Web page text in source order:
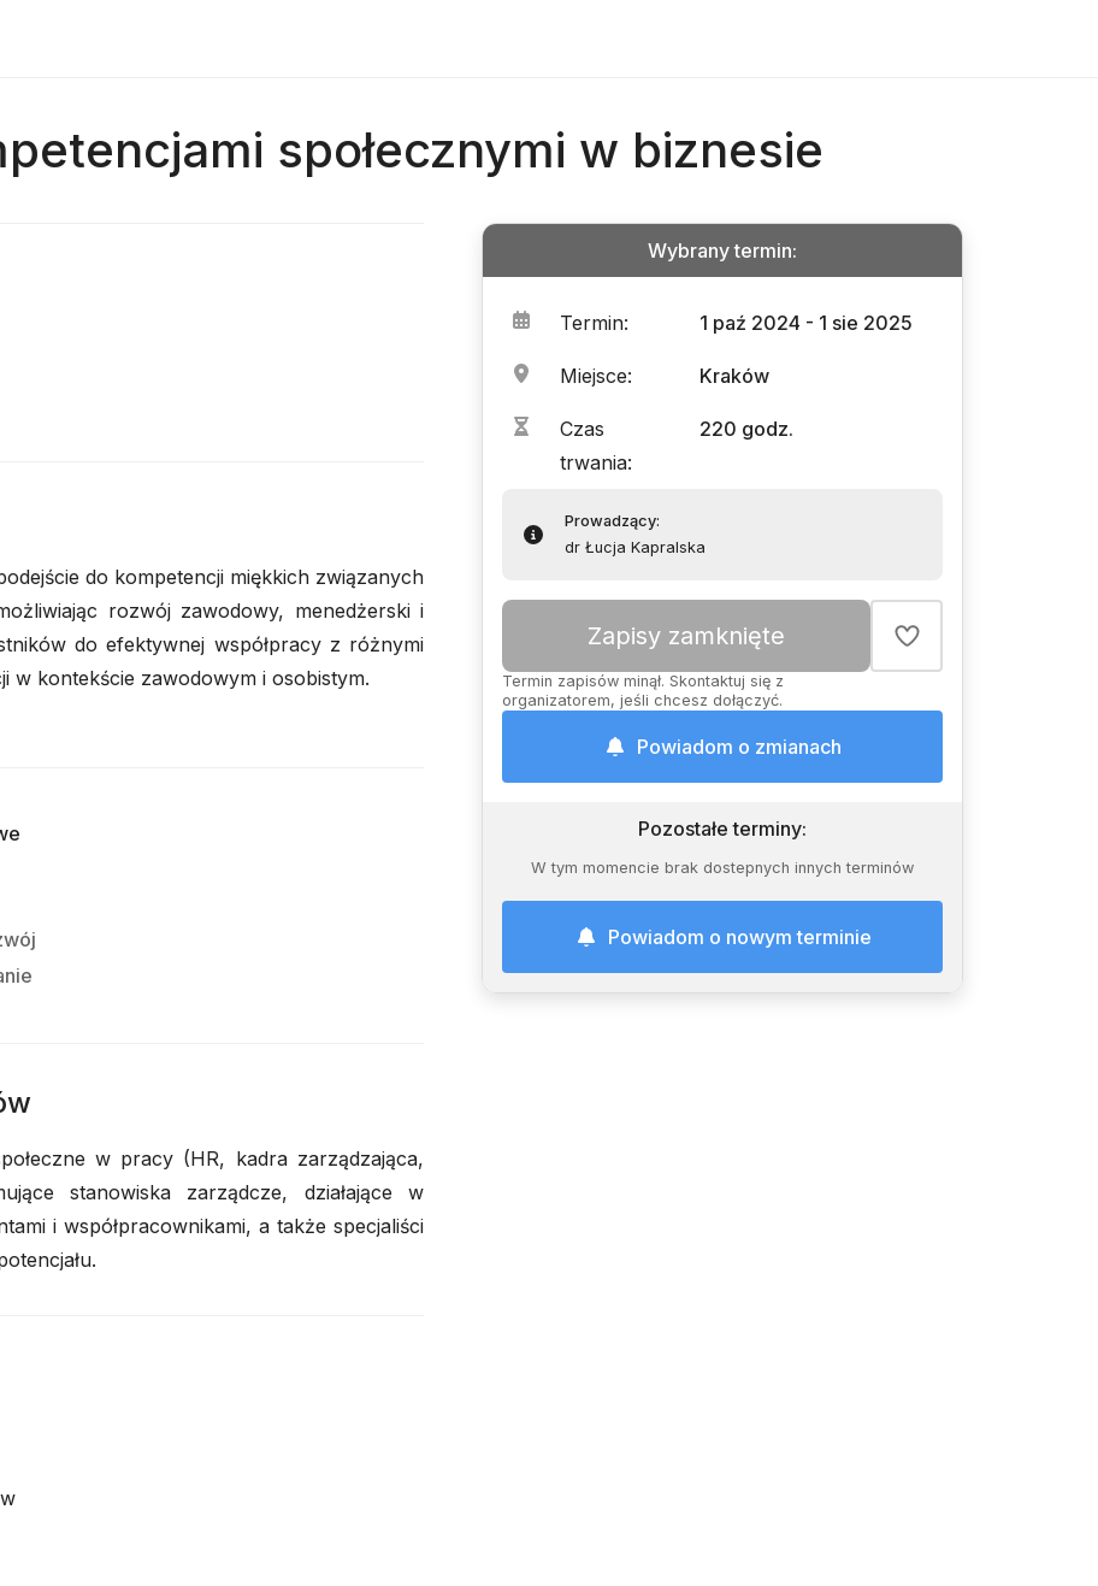
społecznymi w biznesie
Wybrany termin:
Termin: 1 paź 2024 - 1 sie 2025
Miejsce: Kraków
Czas
trwania:
220 godz.
Prowadzący:
dr Łucja Kapralska
Zapisy zamknięte
Termin zapisów minął. Skontaktuj się z
organizatorem, jeśli chcesz dołączyć.
Powiadom o zmianach
Pozostałe terminy:
W tym momencie brak dostepnych innych terminów
Powiadom o nowym terminie
do kompetencji miękkich związanych
rozwój zawodowy, menedżerski i
do efektywnej współpracy z różnymi
w kontekście zawodowym i osobistym.
w pracy (HR, kadra zarządzająca,
stanowiska zarządcze, działające w
i współpracownikami, a także specjaliści